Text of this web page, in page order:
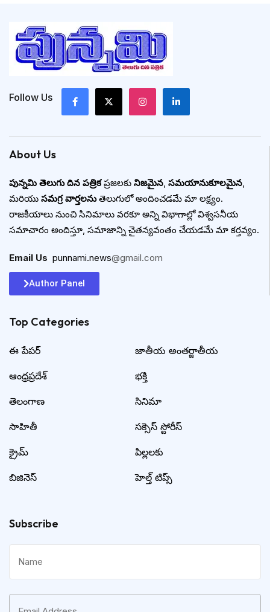
Follow Us
About Us
పున్నమి తెలుగు దిన పత్రికప్రజలకు నిజమైన, సమయానుకూలమైన,
మరియు సమగ్ర వార్తలనుతెలుగులో అందించడమే మా లక్ష్యం.
రాజకీయాలు నుంచి సినిమాలు వరకూ అన్ని విభాగాల్లో విశ్వసనీయ
సమాచారం అందిస్తూ, సమాజాన్ని చైతన్యవంతం చేయడమే మా కర్తవ్యం.
Email Us punnami.news@gmail.com
Author Panel
Top Categories​
ఈ పేపర్
ఆంధ్రప్రదేశ్
తెలంగాణ
సాహితీ
క్రైమ్
బిజినెస్
జాతీయ అంతర్జాతీయ
భక్తి
సినిమా
సక్సెస్ స్టోరీస్
పిల్లలకు
హెల్త్ టిప్స్
Subscribe